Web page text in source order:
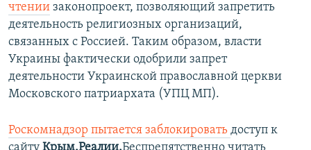
чтении законопроект, позволяющий запретить
деятельность религиозных организаций,
связанных с Россией. Таким образом, власти
Украины фактически одобрили запрет
деятельности Украинской православной церкви
Московского патриархата (УПЦ МП).
Роскомнадзор пытается заблокировать доступ к